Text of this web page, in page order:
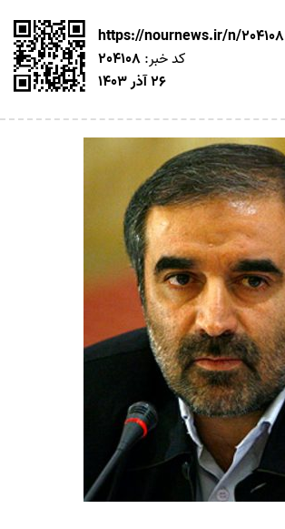
https://nournews.ir/n/204108
کد خبر:204108
26 آذر 1403